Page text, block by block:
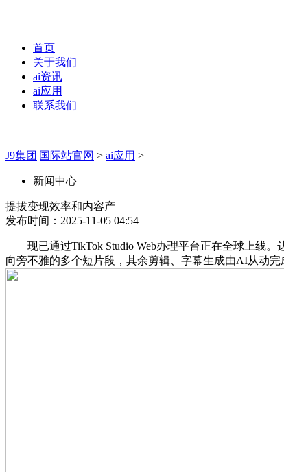
首页
关于我们
ai资讯
ai应用
联系我们
J9集团|国际站官网 > ai应用 >
新闻中心
提拔变现效率和内容产
发布时间：2025-11-05 04:54
现已通过TikTok Studio Web办理平台正在全球上线。
向旁不雅的多个短片段，其余剪辑、字幕生成由AI从动